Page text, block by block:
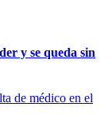
y se queda sin